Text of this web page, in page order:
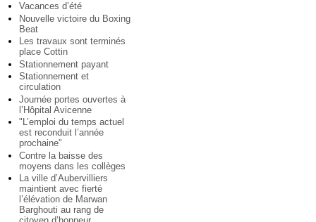
Vacances d’été
Nouvelle victoire du Boxing
Beat
Les travaux sont terminés
place Cottin
Stationnement payant
Stationnement et
circulation
Journée portes ouvertes à
l’Hôpital Avicenne
"L’emploi du temps actuel
est reconduit l’année
prochaine"
Contre la baisse des
moyens dans les collèges
La ville d’Aubervilliers
maintient avec fierté
l’élévation de Marwan
Barghouti au rang de